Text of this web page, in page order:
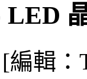
編輯